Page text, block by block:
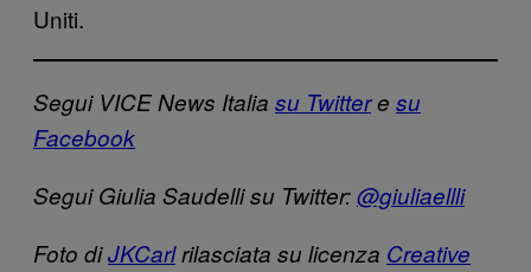
Uniti.
Segui VICE News Italia su Twittere su
Facebook
Segui Giulia Saudelli su Twitter:@giuliaellli
Foto diJKCarlrilasciata su licenza Creative